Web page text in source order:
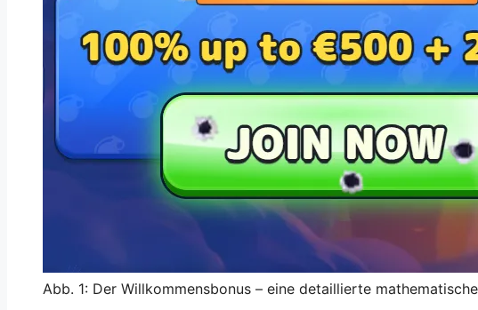
Abb. 1: Der Willkommensbonus – eine detaillierte